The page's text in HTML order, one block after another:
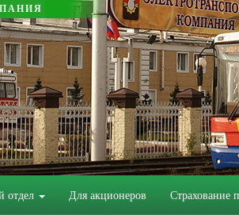
отдел Для акционеров Страхование